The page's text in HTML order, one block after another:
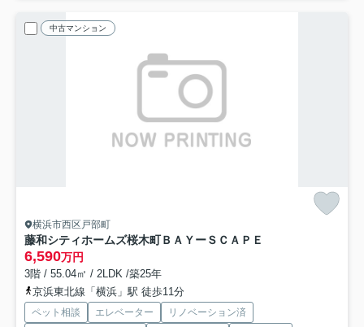
中古マンション
横浜市西区戸部町
藤和シティホームズ桜木町ＢＡＹーＳＣＡＰＥ
6,590万円
3階 / 55.04㎡ / 2LDK /築25年
京浜東北線「横浜」駅 徒歩11分
ペット相談 エレベーター
リノベーション済